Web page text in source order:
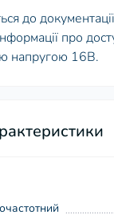
до
про
напругою 16В.